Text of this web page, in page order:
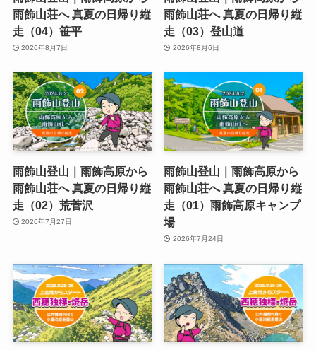
雨飾山荘へ 真夏の日帰り縦
走（04）笹平
2026年8月7日
雨飾山荘へ 真夏の日帰り縦
走（03）登山道
2026年8月6日
雨飾山登山｜雨飾高原から
雨飾山荘へ 真夏の日帰り縦
走（02）荒菅沢
2026年7月27日
雨飾山登山｜雨飾高原から
雨飾山荘へ 真夏の日帰り縦
走（01）雨飾高原キャンプ
場
2026年7月24日